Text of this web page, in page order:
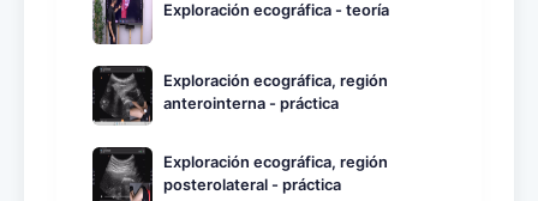
Exploración ecográfica - teoría
Exploración ecográfica, región
anterointerna - práctica
Exploración ecográfica, región
posterolateral - práctica